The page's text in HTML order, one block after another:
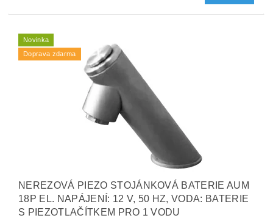
Novinka
Doprava zdarma
NEREZOVÁ PIEZO STOJÁNKOVÁ BATERIE AUM
18P EL. NAPÁJENÍ: 12 V, 50 HZ, VODA: BATERIE
S PIEZOTLAČÍTKEM PRO 1 VODU